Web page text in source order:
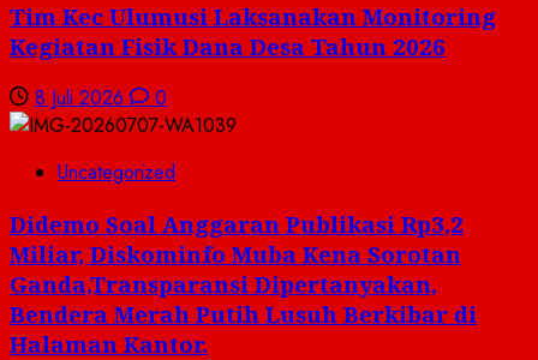
Tim Kec Ulumusi Laksanakan Monitoring
Kegiatan Fisik Dana Desa Tahun 2026
8 Juli 2026 0
Uncategorized
Didemo Soal Anggaran Publikasi Rp3,2
Miliar, Diskominfo Muba Kena Sorotan
Ganda,Transparansi Dipertanyakan,
Bendera Merah Putih Lusuh Berkibar di
Halaman Kantor.